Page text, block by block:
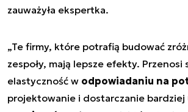
zauważyła ekspertka.
„Te firmy, które potrafią budować
zespoły, mają lepsze efekty. Przenosi
elastyczność w odpowiadaniu na
projektowanie i dostarczanie bardziej